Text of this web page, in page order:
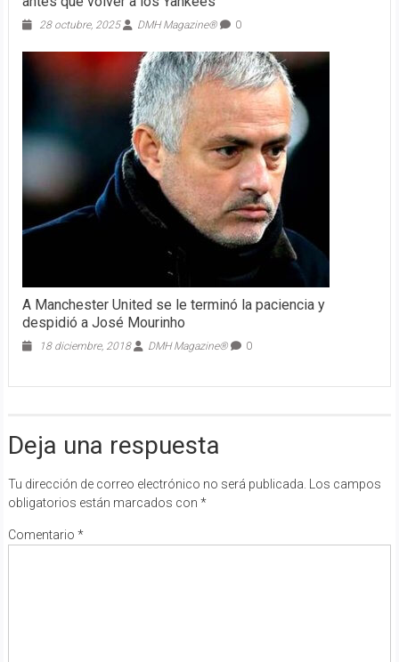
28 octubre, 2025 DMH Magazine® 0
A Manchester United se le terminó la paciencia y
despidió a José Mourinho
18 diciembre, 2018 DMH Magazine® 0
Deja una respuesta
Tu dirección de correo electrónico no será publicada.
Los campos
obligatorios están marcados con *
Comentario *